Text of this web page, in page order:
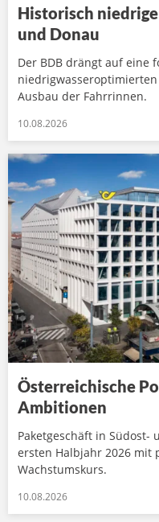
Historisch
und Donau
Der BDB drängt auf eine
Ausbau der Fahrrinnen.
10.08.2026
Österreichische
Ambitionen
Paketgeschäft in
ersten Halbjahr 2026 mit
Wachstumskurs.
10.08.2026